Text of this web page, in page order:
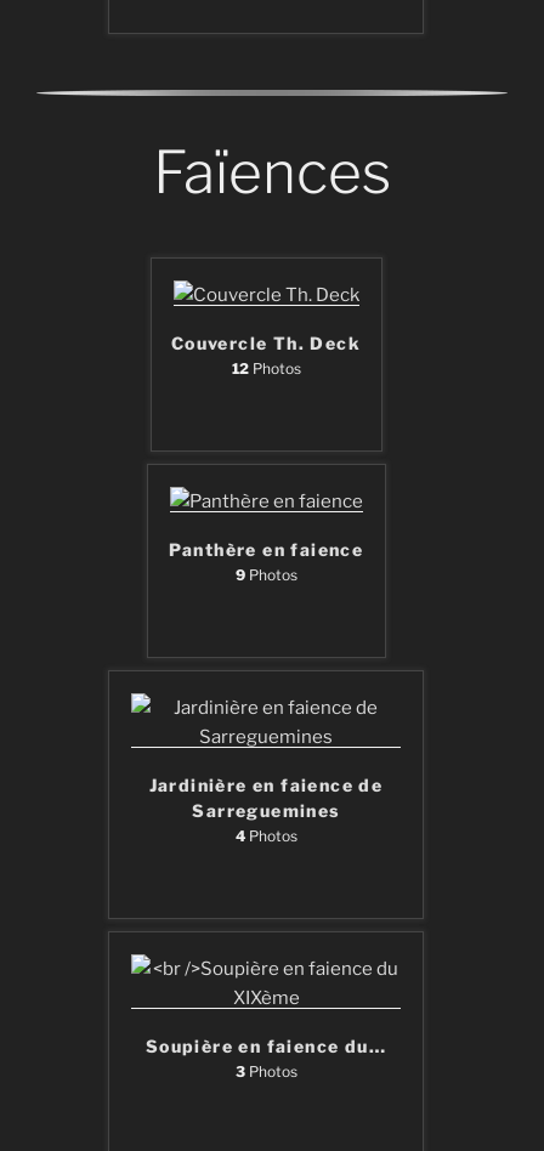
Faïences
Couvercle Th. Deck
12Photos
Panthère en faience
9Photos
Jardinière en faience de
Sarreguemines
4Photos
Soupière en faience du…
3Photos